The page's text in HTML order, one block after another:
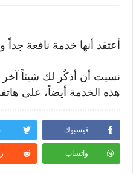
.أعتقد أنها خدمة نافعة جداً
نسيت أن أذكُر لك شيئاً آخر
هذه الخدمة أيضاً، على
فيسبوك
واتساب